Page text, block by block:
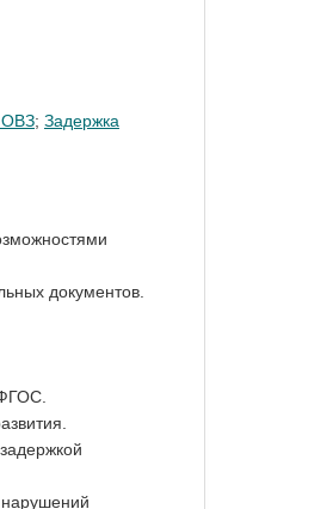
ОВЗ; Задержка
документов.
нарушений